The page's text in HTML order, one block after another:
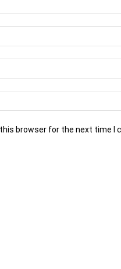
browser for the next time I